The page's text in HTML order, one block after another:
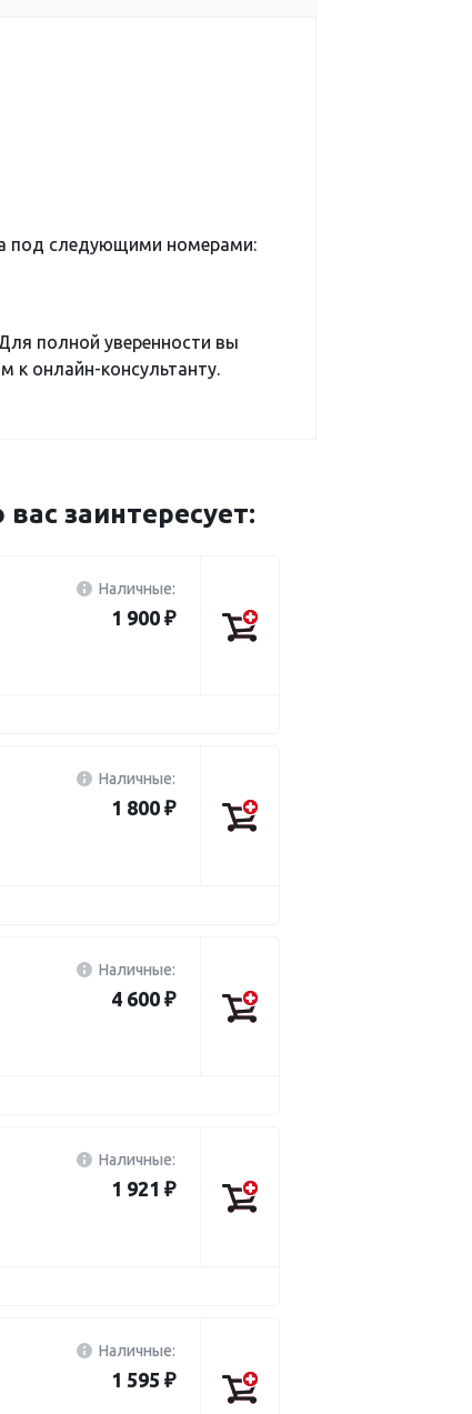
под следующими номерами:
полной уверенности вы
к онлайн-консультанту.
заинтересует:
Наличные:
1 900 ₽
Наличные:
1 800 ₽
Наличные:
4 600 ₽
Наличные:
1 921 ₽
Наличные:
1 595 ₽